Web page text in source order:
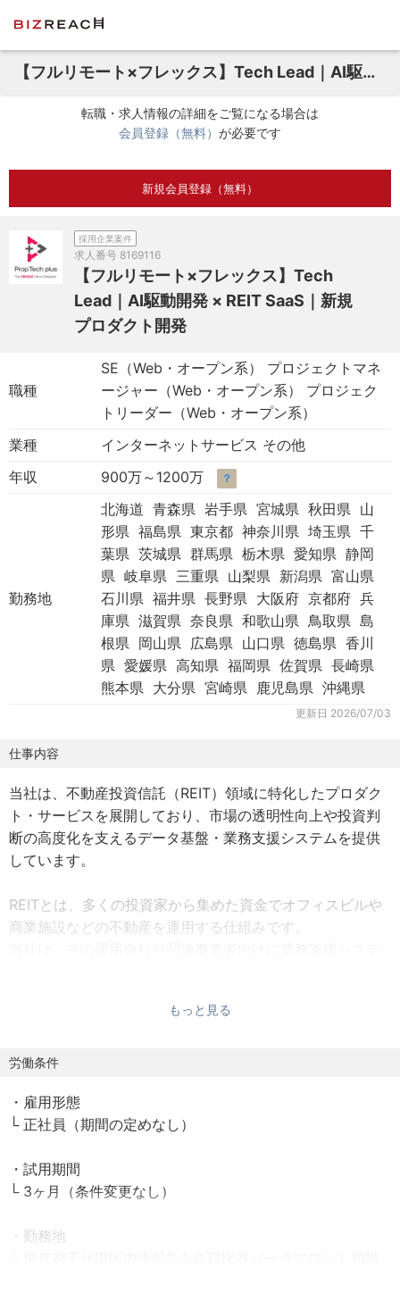
【フルリモート×フレックス】Tech Lead｜AI駆動開発 × REIT SaaS｜新規プロダクト開発
転職・求人情報の詳細をご覧になる場合は
会員登録（無料） が必要です
新規会員登録（無料）
採用企業案件
求人番号 8169116
【フルリモート×フレックス】Tech
Lead｜AI駆動開発 × REIT SaaS｜新規
プロダクト開発
職種
SE（Web・オープン系） プロジェクトマネ
ージャー（Web・オープン系） プロジェク
トリーダー（Web・オープン系）
業種
インターネットサービス その他
年収
900万～1200万 ？
勤務地
北海道 青森県 岩手県 宮城県 秋田県 山
形県 福島県 東京都 神奈川県 埼玉県 千
葉県 茨城県 群馬県 栃木県 愛知県 静岡
県 岐阜県 三重県 山梨県 新潟県 富山県
石川県 福井県 長野県 大阪府 京都府 兵
庫県 滋賀県 奈良県 和歌山県 鳥取県 島
根県 岡山県 広島県 山口県 徳島県 香川
県 愛媛県 高知県 福岡県 佐賀県 長崎県
熊本県 大分県 宮崎県 鹿児島県 沖縄県
更新日 2026/07/03
仕事内容
当社は、不動産投資信託（REIT）領域に特化したプロダク
ト・サービスを展開しており、市場の透明性向上や投資判
断の高度化を支えるデータ基盤・業務支援システムを提供
しています。
REITとは、多くの投資家から集めた資金でオフィスビルや
商業施設などの不動産を運用する仕組みです。
通じて業界そのものの変革に携われることが特徴です。
本ポジションでは、新規Webサービス開発チームのリーダ
ーとして、技術選定・アーキテクチャ設計から開発・改善
単なる開発リードにとどまらず、開発プロセスの標準化や
上を牽引していただくことを期待しています。
もっと見る
労働条件
・雇用形態
└ 正社員（期間の定めなし）
・試用期間
└ 3ヶ月（条件変更なし）
・勤務地